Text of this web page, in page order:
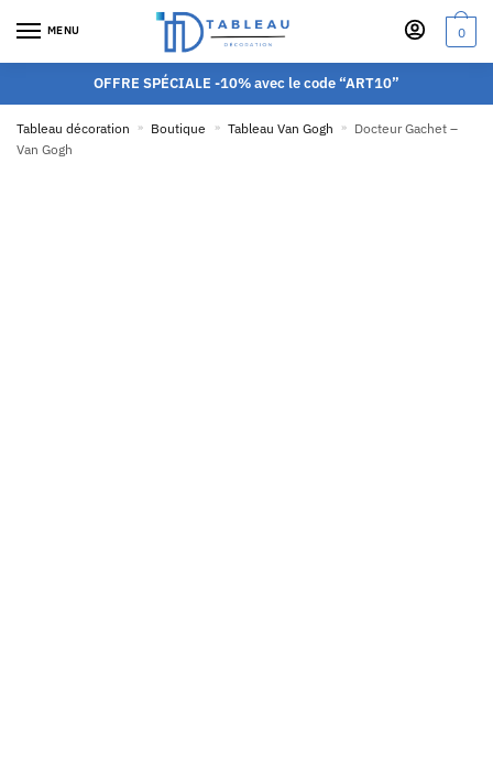
MENU 0
OFFRE SPÉCIALE -10% avec le code “ART10”
Tableau décoration » Boutique » Tableau Van Gogh »
Docteur Gachet –
Van Gogh